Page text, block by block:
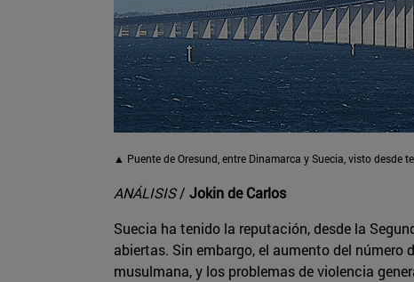
▲ Puente de Oresund, entre Dinamarca y Suecia, visto desde
ANÁLISIS/ Jokin de Carlos
Suecia ha tenido la reputación, desde la
abiertas. Sin embargo, el aumento del
musulmana, y los problemas de violencia